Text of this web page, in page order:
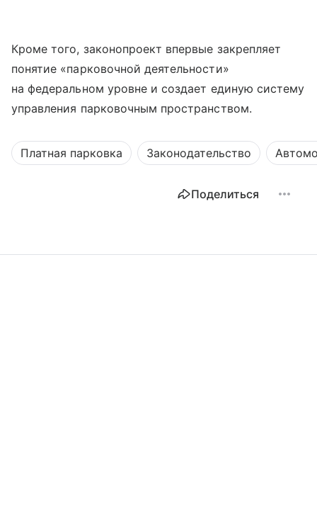
Кроме того, законопроект впервые закрепляет
понятие «парковочной деятельности»
на федеральном уровне и создает единую систему
управления парковочным пространством.
Платная парковка Законодательство
Поделиться